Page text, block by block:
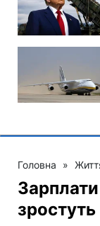
Головна »
Зарплати
зростуть